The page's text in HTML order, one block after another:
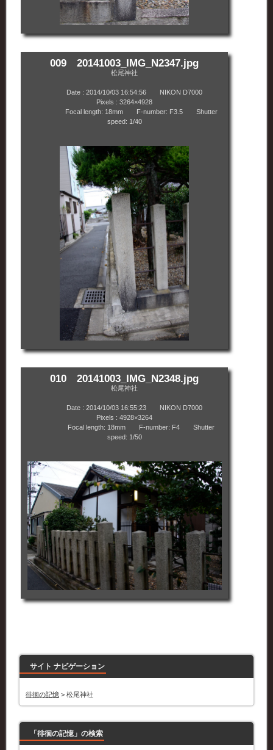
009 20141003_IMG_N2347.jpg
松尾神社
Date : 2014/10/03 16:54:56 NIKON D7000
Pixels : 3264×4928
Focal length: 18mm F-number: F3.5 Shutter
speed: 1/40
010 20141003_IMG_N2348.jpg
松尾神社
Date : 2014/10/03 16:55:23 NIKON D7000
Pixels : 4928×3264
Focal length: 18mm F-number: F4 Shutter
speed: 1/50
サイト ナビゲーション
徘徊の記憶 > 松尾神社
「徘徊の記憶」の検索